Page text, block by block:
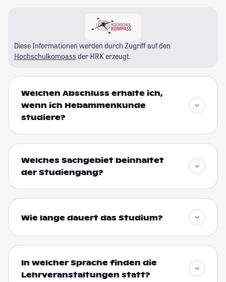
Diese Informationen werden durch Zugriff auf den
Hochschulkompass der HRK erzeugt.
Welchen Abschluss erhalte ich,
wenn ich Hebammenkunde
studiere?
Welches Sachgebiet beinhaltet
der Studiengang?
Wie lange dauert das Studium?
In welcher Sprache finden die
Lehrveranstaltungen statt?